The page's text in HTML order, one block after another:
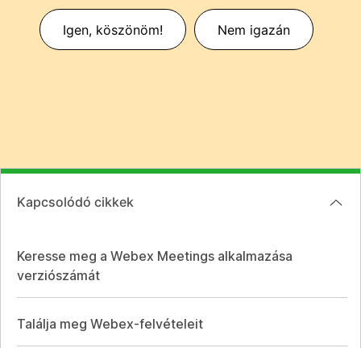
Igen, köszönöm! Nem igazán
Kapcsolódó cikkek
Keresse meg a Webex Meetings alkalmazása
verziószámát
Találja meg Webex-felvételeit